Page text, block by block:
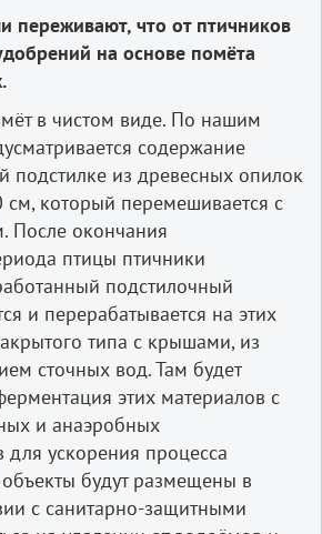
переживают, что от птичников
на основе помёта
в чистом виде. По нашим
содержание
подстилке из древесных опилок
который перемешивается с
После окончания
птицы птичники
подстилочный
и перерабатывается на этих
типа с крышами, из
сточных вод. Там будет
этих материалов с
и анаэробных
ускорения процесса
будут размещены в
с санитарно-защитными